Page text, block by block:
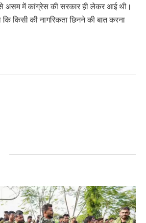
असम में कांग्रेस की सरकार ही लेकर आई थी।
कि किसी की नागरिकता छिनने की बात करना